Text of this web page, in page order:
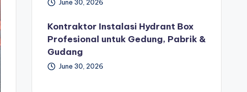
June 30, 2026
Kontraktor Instalasi Hydrant Box
Profesional untuk Gedung, Pabrik &
Gudang
June 30, 2026